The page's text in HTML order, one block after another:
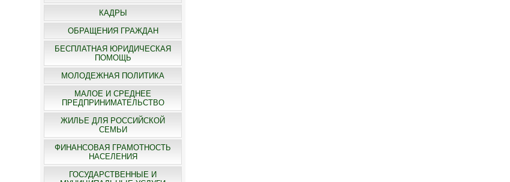
КАДРЫ
ОБРАЩЕНИЯ ГРАЖДАН
БЕСПЛАТНАЯ ЮРИДИЧЕСКАЯ
ПОМОЩЬ
МОЛОДЕЖНАЯ ПОЛИТИКА
МАЛОЕ И СРЕДНЕЕ
ПРЕДПРИНИМАТЕЛЬСТВО
ЖИЛЬЕ ДЛЯ РОССИЙСКОЙ
СЕМЬИ
ФИНАНСОВАЯ ГРАМОТНОСТЬ
НАСЕЛЕНИЯ
ГОСУДАРСТВЕННЫЕ И